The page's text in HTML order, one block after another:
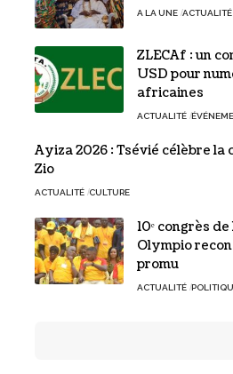
A LA UNE ACTUALITÉ
ZLECAf : un
USD pour
africaines
ACTUALITÉ
Ayiza 2026 : Tsévié célèbre la
Zio
ACTUALITÉ CULTURE
10ᵉ congrès
Olympio
promu
ACTUALITÉ